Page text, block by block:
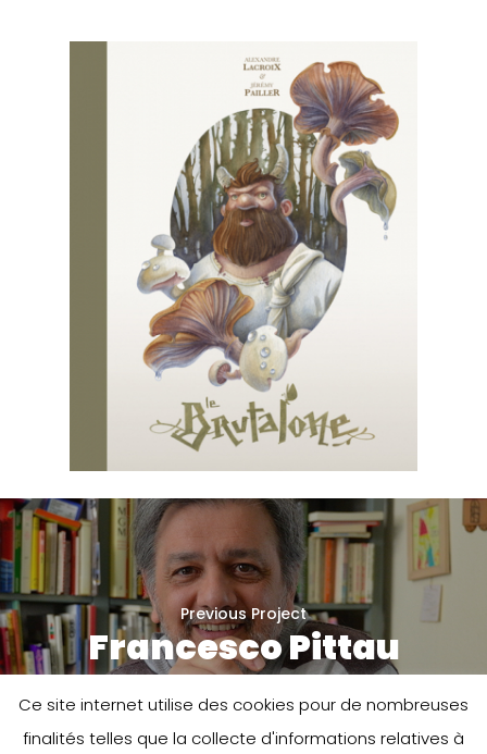
Previous Project
Francesco Pittau
Ce site internet utilise des cookies pour de nombreuses
finalités telles que la collecte d'informations relatives à